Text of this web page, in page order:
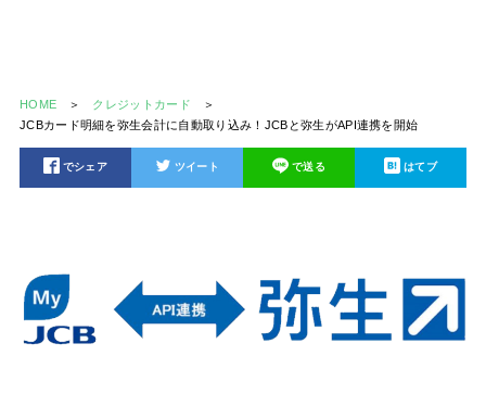
HOME
クレジットカード
JCBカード明細を弥生会計に自動取り込み！JCBと弥生がAPI連携を開始
でシェア ツイート で送る はてブ